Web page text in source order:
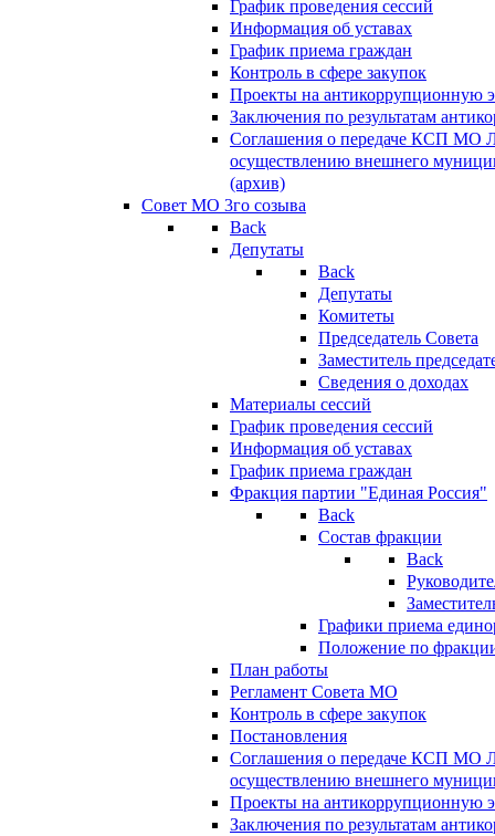
График проведения сессий
Информация об уставах
График приема граждан
Контроль в сфере закупок
Проекты на антикоррупционную
Заключения по результатам
Соглашения о передаче КСП МО
осуществлению внешнего
(архив)
Совет МО 3го созыва
Back
Депутаты
Back
Депутаты
Комитеты
Председатель Совета
Заместитель
Сведения о доходах
Материалы сессий
График проведения сессий
Информация об уставах
График приема граждан
Фракция партии "Единая Россия"
Back
Состав фракции
Back
Графики приема
Положение по
План работы
Регламент Совета МО
Контроль в сфере закупок
Постановления
Соглашения о передаче КСП МО
осуществлению внешнего
Проекты на антикоррупционную
Заключения по результатам